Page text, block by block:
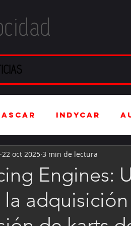
IndyCar
Automotriz
Kartismo
Engines:
la
22 oct 2025 3 min de lectura